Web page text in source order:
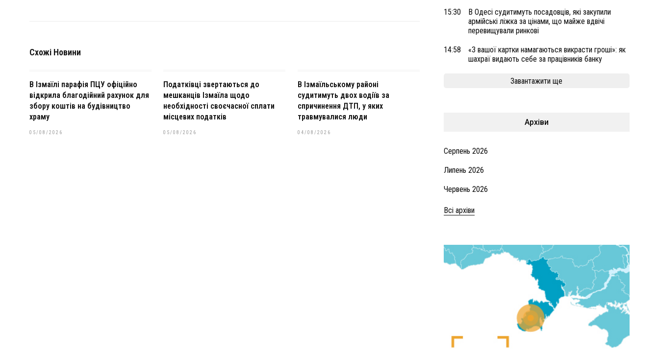
Схожі Новини
В Ізмаїлі парафія ПЦУ офіційно
відкрила благодійний рахунок для
збору коштів на будівництво
храму
05/08/2026
Податківці звертаються до
мешканців Ізмаїла щодо
необхідності своєчасної сплати
місцевих податків
05/08/2026
В Ізмаїльському районі
судитимуть двох водіїв за
спричинення ДТП, у яких
травмувалися люди
04/08/2026
15:30
В Одесі судитимуть посадовців, які закупили
армійські ліжка за цінами, що майже вдвічі
перевищували ринкові
14:58
«З вашої картки намагаються викрасти гроші»: як
шахраї видають себе за працівників банку
Завантажити ще
Архіви
Серпень 2026
Липень 2026
Червень 2026
Всі архіви